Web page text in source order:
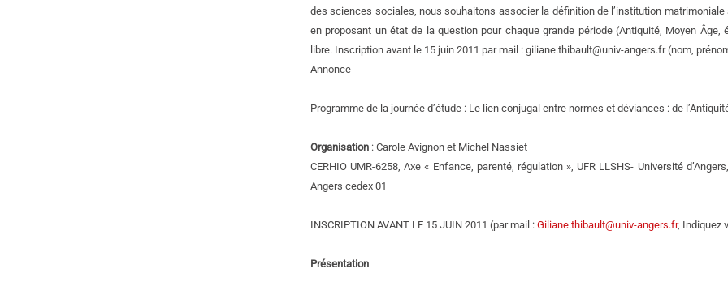
des sciences sociales, nous souhaitons associer la définition de l’institution
en proposant un état de la question pour chaque grande période (Antiquité, Moyen
libre. Inscription avant le 15 juin 2011 par mail : giliane.thibault@univ-angers.fr (nom,
Annonce
Programme de la journée d’étude : Le lien conjugal entre normes et déviances : de
Organisation : Carole Avignon et Michel Nassiet
CERHIO UMR-6258, Axe « Enfance, parenté, régulation », UFR LLSHS- Université
Angers cedex 01
INSCRIPTION AVANT LE 15 JUIN 2011 (par mail : Giliane.thibault@univ-angers.fr, Indiquez
Présentation